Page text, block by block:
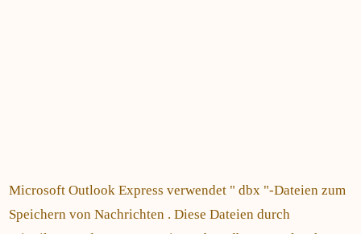
Microsoft Outlook Express verwendet " dbx "-Dateien zum
Speichern von Nachrichten . Diese Dateien durch